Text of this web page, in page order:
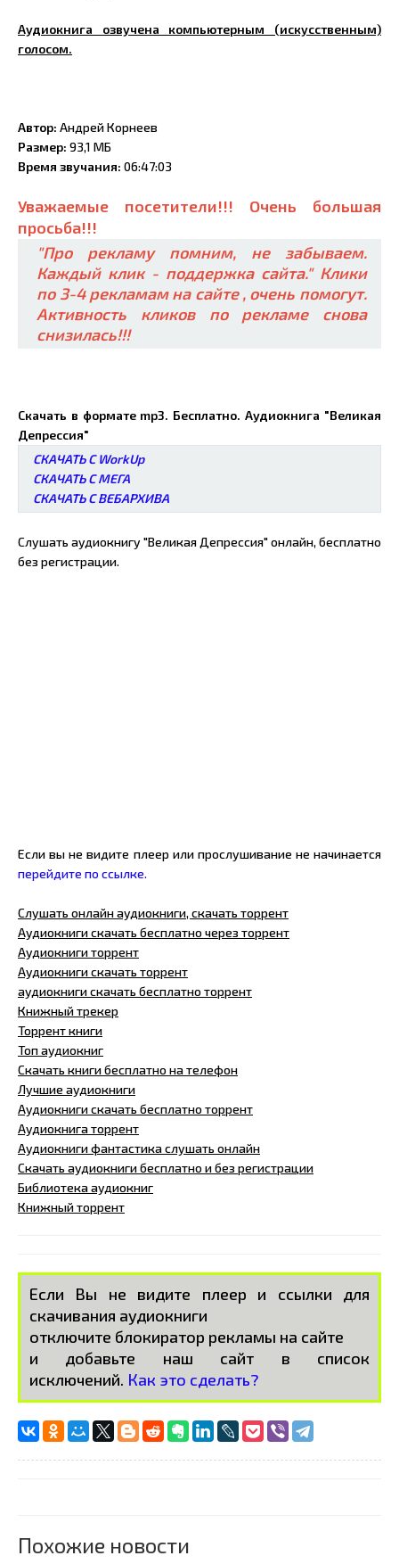
Аудиокнига озвучена компьютерным (искусственным)
голосом.
Автор: Андрей Корнеев
Размер: 93,1 МБ
Время звучания: 06:47:03
Уважаемые посетители!!! Очень большая
просьба!!!
"Про рекламу помним, не забываем.
Каждый клик - поддержка сайта." Клики
по 3-4 рекламам на сайте , очень помогут.
Активность кликов по рекламе снова
снизилась!!!
Скачать в формате mp3. Бесплатно. Аудиокнига "Великая
Депрессия"
СКАЧАТЬ С WorkUp
СКАЧАТЬ С МЕГА
СКАЧАТЬ С ВЕБАРХИВА
Слушать аудиокнигу "Великая Депрессия" онлайн, бесплатно
без регистрации.
Если вы не видите плеер или прослушивание не начинается
перейдите по ссылке.
Слушать онлайн аудиокниги, скачать торрент
Аудиокниги скачать бесплатно через торрент
Аудиокниги торрент
Аудиокниги скачать торрент
аудиокниги скачать бесплатно торрент
Книжный трекер
Торрент книги
Топ аудиокниг
Скачать книги бесплатно на телефон
Лучшие аудиокниги
Аудиокниги скачать бесплатно торрент
Аудиокнига торрент
Аудиокниги фантастика слушать онлайн
Скачать аудиокниги бесплатно и без регистрации
Библиотека аудиокниг
Книжный торрент
Если Вы не видите плеер и ссылки для
скачивания аудиокниги
отключите блокиратор рекламы на сайте
и добавьте наш сайт в список
исключений. Как это сделать?
Похожие новости